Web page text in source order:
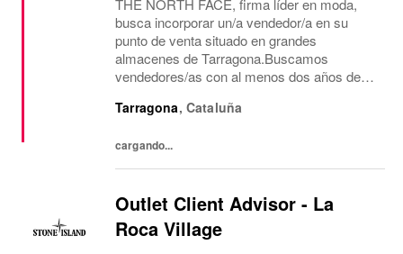
THE NORTH FACE, firma líder en moda,
busca incorporar un/a vendedor/a en su
punto de venta situado en grandes
almacenes de Tarragona.Buscamos
vendedores/as con al menos dos años de
de objetivos comerciales, recepción de
Tarragona, Cataluña
cargando...
Outlet Client Advisor - La
Roca Village